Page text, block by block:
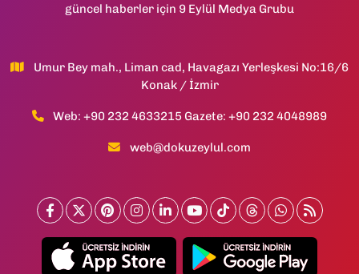
güncel haberler için 9 Eylül Medya Grubu
Umur Bey mah., Liman cad, Havagazı Yerleşkesi No:16/6
Konak / İzmir
Web: +90 232 4633215 Gazete: +90 232 4048989
web@dokuzeylul.com